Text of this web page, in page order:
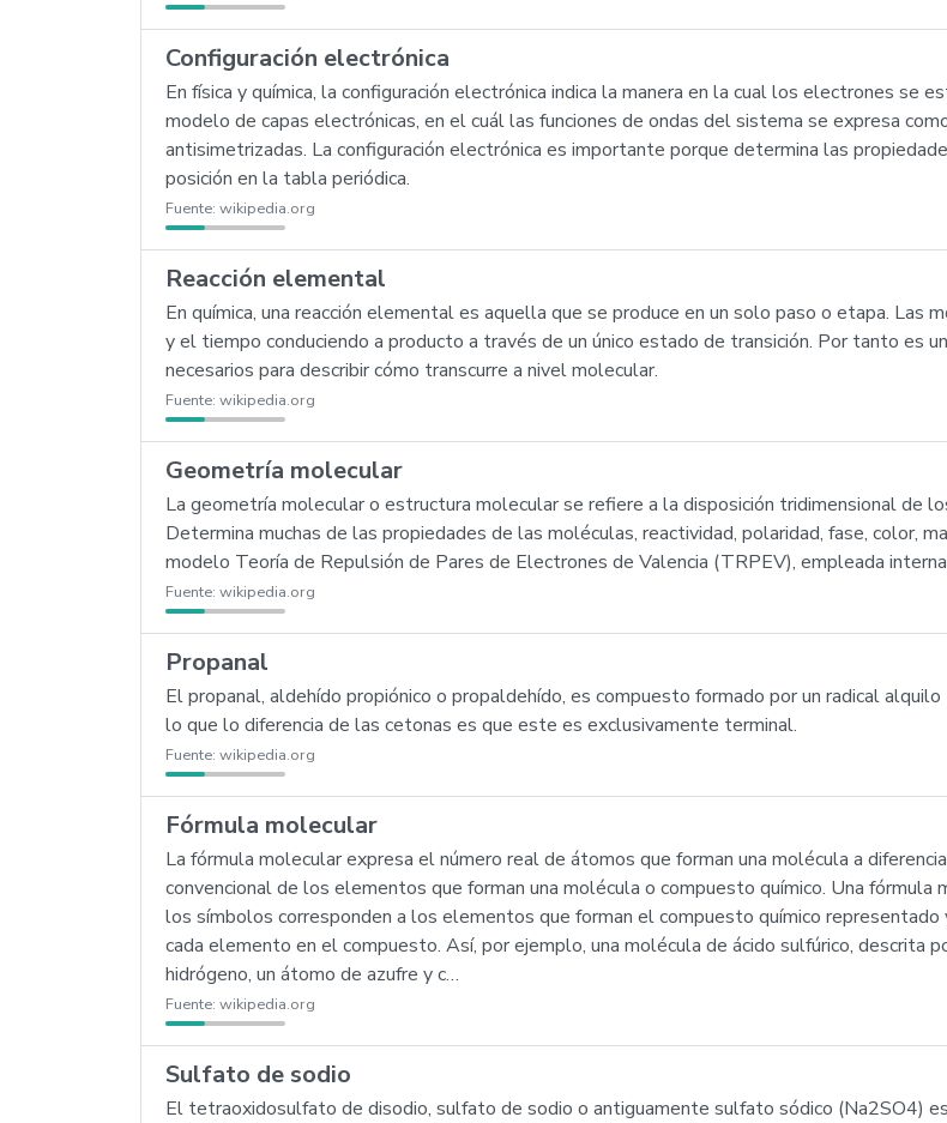
Configuración electrónica
En física y química, la configuración electrónica indica la manera en la cual los electrones se
modelo de capas electrónicas, en el cuál las funciones de ondas del sistema se expresa
antisimetrizadas. La configuración electrónica es importante porque determina las
posición en la tabla periódica.
Fuente: wikipedia.org
Reacción elemental
En química, una reacción elemental es aquella que se produce en un solo paso o etapa. Las
y el tiempo conduciendo a producto a través de un único estado de transición. Por tanto es
necesarios para describir cómo transcurre a nivel molecular.
Fuente: wikipedia.org
Geometría molecular
La geometría molecular o estructura molecular se refiere a la disposición tridimensional de
Determina muchas de las propiedades de las moléculas, reactividad, polaridad, fase, color,
modelo Teoría de Repulsión de Pares de Electrones de Valencia (TRPEV), empleada
Fuente: wikipedia.org
Propanal
El propanal, aldehído propiónico o propaldehído, es compuesto formado por un radical
lo que lo diferencia de las cetonas es que este es exclusivamente terminal.
Fuente: wikipedia.org
Fórmula molecular
La fórmula molecular expresa el número real de átomos que forman una molécula a
convencional de los elementos que forman una molécula o compuesto químico. Una fórmula
los símbolos corresponden a los elementos que forman el compuesto químico
cada elemento en el compuesto. Así, por ejemplo, una molécula de ácido sulfúrico, descrita
hidrógeno, un átomo de azufre y c…
Fuente: wikipedia.org
Sulfato de sodio
El tetraoxidosulfato de disodio, sulfato de sodio o antiguamente sulfato sódico (Na2SO4) es